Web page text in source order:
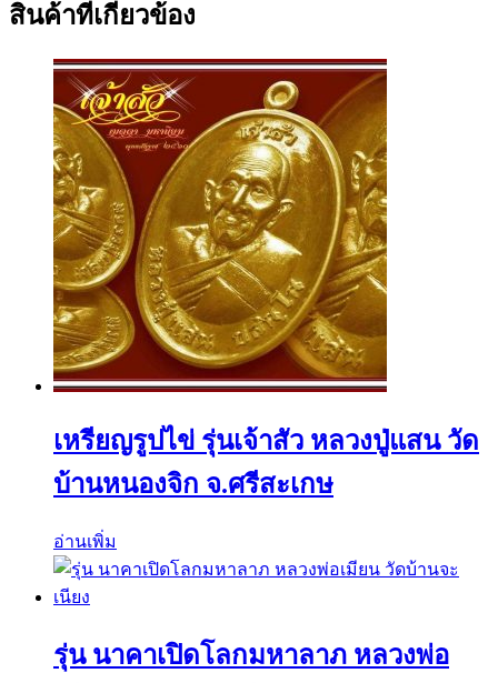
สินค้าที่เกี่ยวข้อง
เหรียญรูปไข่ รุ่นเจ้าสัว หลวงปู่แสน วัด
บ้านหนองจิก จ.ศรีสะเกษ
อ่านเพิ่ม
รุ่น นาคาเปิดโลกมหาลาภ หลวงพ่อ